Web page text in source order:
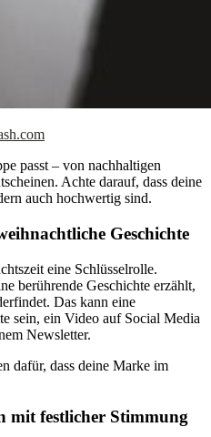
passt – von nachhaltigen
Achte darauf, dass deine
auch hochwertig sind.
Geschichte
eine Schlüsselrolle.
berührende Geschichte erzählt,
Das kann eine
sein, ein Video auf Social Media
Newsletter.
dafür, dass deine Marke im
mit festlicher Stimmung